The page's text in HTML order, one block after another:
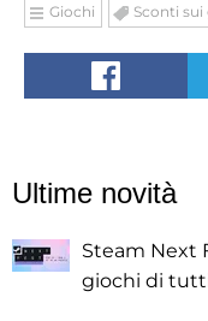
Giochi Sconti sui
Ultime novità
Steam Next
giochi di